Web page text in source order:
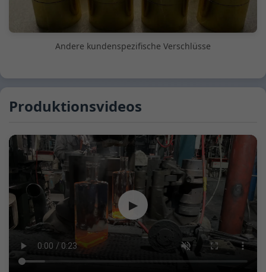
Andere kundenspezifische Verschlüsse
Produktionsvideos
▶